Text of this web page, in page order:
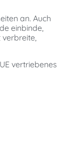
an. Auch
einbinde,
verbreite,
vertriebenes